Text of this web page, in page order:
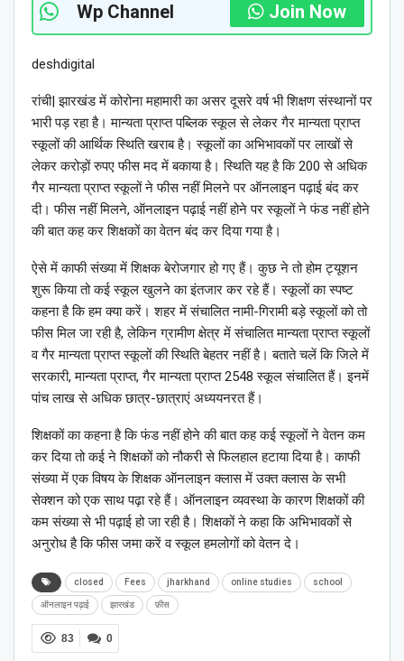
Wp Channel Join Now
deshdigital
रांची| झारखंड में कोरोना महामारी का असर दूसरे वर्ष भी शिक्षण संस्थानों पर
भारी पड़ रहा है। मान्यता प्राप्त पब्लिक स्कूल से लेकर गैर मान्यता प्राप्त
स्कूलों की आर्थिक स्थिति खराब है। स्कूलों का अभिभावकों पर लाखों से
लेकर करोड़ों रुपए फीस मद में बकाया है। स्थिति यह है कि 200 से अधिक
गैर मान्यता प्राप्त स्कूलों ने फीस नहीं मिलने पर ऑनलाइन पढ़ाई बंद कर
दी। फीस नहीं मिलने, ऑनलाइन पढ़ाई नहीं होने पर स्कूलों ने फंड नहीं होने
की बात कह कर शिक्षकों का वेतन बंद कर दिया गया है।
ऐसे में काफी संख्या में शिक्षक बेरोजगार हो गए हैं। कुछ ने तो होम ट्यूशन
शुरू किया तो कई स्कूल खुलने का इंतजार कर रहे हैं। स्कूलों का स्पष्ट
कहना है कि हम क्या करें। शहर में संचालित नामी-गिरामी बड़े स्कूलों को तो
फीस मिल जा रही है, लेकिन ग्रामीण क्षेत्र में संचालित मान्यता प्राप्त स्कूलों
व गैर मान्यता प्राप्त स्कूलों की स्थिति बेहतर नहीं है। बताते चलें कि जिले में
सरकारी, मान्यता प्राप्त, गैर मान्यता प्राप्त 2548 स्कूल संचालित हैं। इनमें
पांच लाख से अधिक छात्र-छात्राएं अध्ययनरत हैं।
शिक्षकों का कहना है कि फंड नहीं होने की बात कह कई स्कूलों ने वेतन कम
कर दिया तो कई ने शिक्षकों को नौकरी से फिलहाल हटाया दिया है। काफी
संख्या में एक विषय के शिक्षक ऑनलाइन क्लास में उक्त क्लास के सभी
सेक्शन को एक साथ पढ़ा रहे हैं। ऑनलाइन व्यवस्था के कारण शिक्षकों की
कम संख्या से भी पढ़ाई हो जा रही है। शिक्षकों ने कहा कि अभिभावकों से
अनुरोध है कि फीस जमा करें व स्कूल हमलोगों को वेतन दे।
closed Fees jharkhand online studies school
ऑनलाइन पढ़ाई झारखंड फ़ीस
0
83